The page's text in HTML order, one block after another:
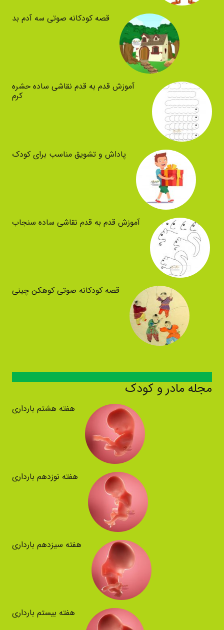
قصه کودکانه صوتی سه آدم بد
آموزش قدم به قدم نقاشی ساده حشره
کرم
پاداش و تشویق مناسب برای کودک
آموزش قدم به قدم نقاشی ساده سنجاب
قصه کودکانه صوتی کوهکن چینی
مجله مادر و کودک
هفته هشتم بارداری
هفته نوزدهم بارداری
هفته سیزدهم بارداری
هفته بیستم بارداری